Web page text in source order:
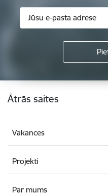
Kājene
Ātrās saites
Vakances
Projekti
Par mums